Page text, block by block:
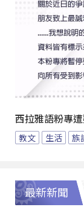
西拉雅語粉專
教文 生活 族
最新新聞